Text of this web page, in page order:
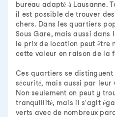
bureau adapté à Lausanne.
il est possible de trouver
chers. Dans les quartiers
Sous Gare, mais aussi dans
le prix de location peut être
cette valeur en raison de la
Ces quartiers se
sécurité, mais aussi par
Non seulement on peut y
tranquillité, mais il s'agit
verts avec de nombreux